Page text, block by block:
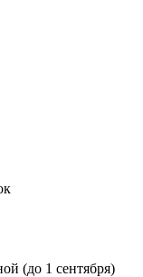
(до 1 сентября)